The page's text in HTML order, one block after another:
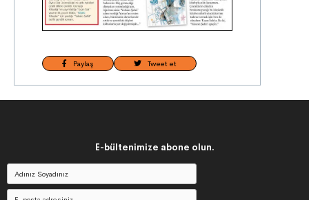
Paylaş Tweet et
E-bültenimize abone olun.